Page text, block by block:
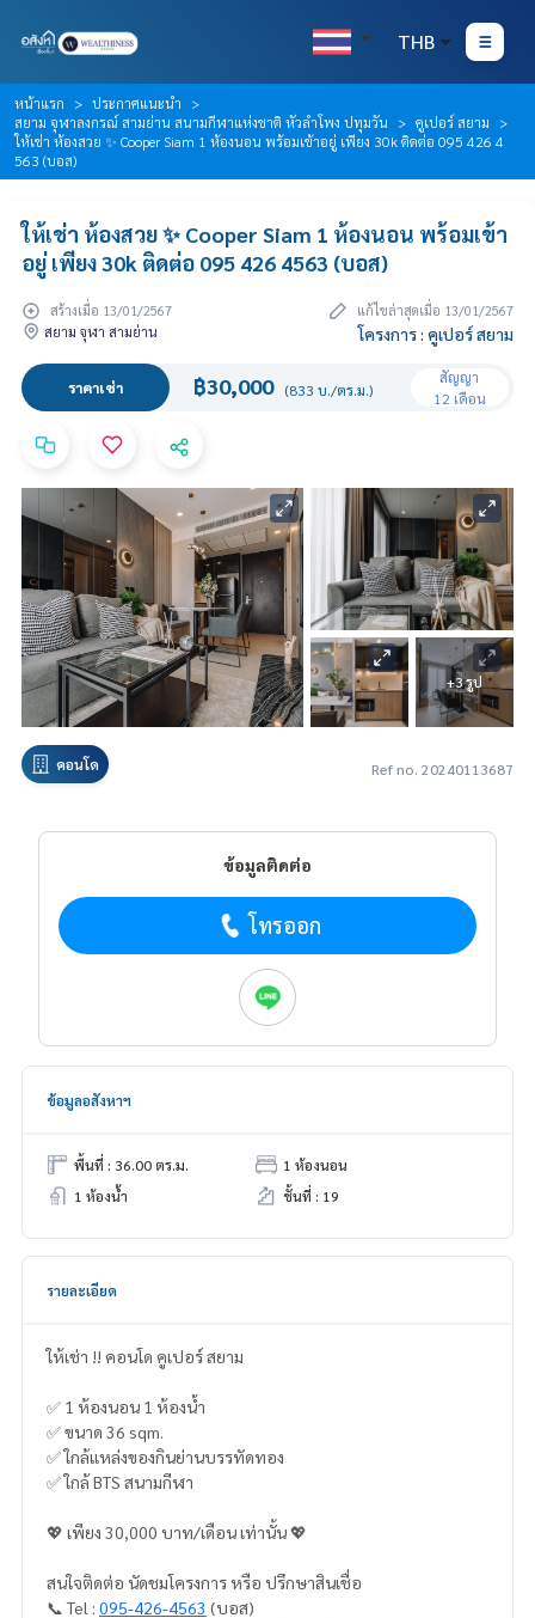
THB
หน้าแรก
ประกาศแนะนำ
สยาม จุฬาลงกรณ์ สามย่าน สนามกีฬาแห่งชาติ หัวลำโพง ปทุมวัน
คูเปอร์ สยาม
ให้เช่า ห้องสวย ✨ Cooper Siam 1 ห้องนอน พร้อมเข้าอยู่ เพียง 30k ติดต่อ 095 426 4
563 (บอส)
ให้เช่า ห้องสวย ✨ Cooper Siam 1 ห้องนอน พร้อมเข้า
อยู่ เพียง 30k ติดต่อ 095 426 4563 (บอส)
สร้างเมื่อ 13/01/2567
แก้ไขล่าสุดเมื่อ 13/01/2567
สยาม จุฬา สามย่าน
โครงการ : คูเปอร์ สยาม
ราคาเช่า ฿30,000 (833 บ./ตร.ม.)
สัญญา
12 เดือน
+3 รูป
คอนโด Ref no. 20240113687
ข้อมูลติดต่อ
โทรออก
ข้อมูลอสังหาฯ
พื้นที่ : 36.00 ตร.ม.
1 ห้องนอน
1 ห้องน้ำ
ชั้นที่ : 19
รายละเอียด
ให้เช่า !! คอนโด คูเปอร์ สยาม
✅ 1 ห้องนอน 1 ห้องน้ำ
✅ ขนาด 36 sqm.
✅ ใกล้แหล่งของกินย่านบรรทัดทอง
✅ ใกล้ BTS สนามกีฬา
💖 เพียง 30,000 บาท/เดือน เท่านั้น 💖
สนใจติดต่อ นัดชมโครงการ หรือ ปรึกษาสินเชื่อ
📞 Tel : 095-426-4563 (บอส)